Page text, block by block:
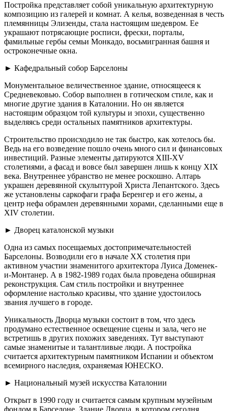
Постройка представляет собой уникальную архитектурную
композицию из галерей и комнат. А келья, возведенная в честь
племянницы Элизенды, стала настоящим шедевром. Ее
украшают потрясающие росписи, фрески, порталы,
фамильные гербы семьи Монкадо, восьмигранная башня и
остроконечные окна.
► Кафедральный собор Барселоны
Монументальное величественное здание, относящееся к
Средневековью. Собор выполнен в готическом стиле, как и
многие другие здания в Каталонии. Но он является
настоящим образцом той культуры и эпохи, существенно
выделяясь среди остальных памятников архитектуры.
Строительство происходило не так быстро, как хотелось бы.
Ведь на его возведение пошло очень много сил и финансовых
инвестиций. Разные элементы датируются XIII-XV
столетиями, а фасад и вовсе был завершен лишь к концу XIX
века. Внутреннее убранство не менее роскошно. Алтарь
украшен деревянной скульптурой Христа Лепантского. Здесь
же установлены саркофаги графа Беренгер и его жены, а
центр нефа обрамлен деревянными хорами, сделанными еще в
XIV столетии.
► Дворец каталонской музыки
Одна из самых посещаемых достопримечательностей
Барселоны. Возводили его в начале XX столетия при
активном участии знаменитого архитектора Луиса Доменек-
и-Монтанер. А в 1982-1989 годах была проведена обширная
реконструкция. Сам стиль постройки и внутреннее
оформление настолько красивы, что здание удостоилось
звания лучшего в городе.
Уникальность Дворца музыки состоит в том, что здесь
продумано естественное освещение сцены и зала, чего не
встретишь в других похожих заведениях. Тут выступают
самые знаменитые и талантливые люди. А постройка
считается архитектурным памятником Испании и объектом
всемирного наследия, охраняемая ЮНЕСКО.
► Национальный музей искусства Каталонии
Открыт в 1990 году и считается самым крупным музейным